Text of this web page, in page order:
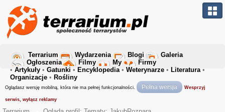
Terrarium Wydarzenia Blogi
Galeria
Ogłoszenia
Filmy My
Firmy
• Artykuły • Gatunki • Encyklopedia• Weterynarze • Literatura•
Organizacje • Rośliny
Oglądasz wersję mobilną, która nie ma pełnej funkcjonalności. Pełna wersja Wesprzyj
serwis, wyłącz reklamy